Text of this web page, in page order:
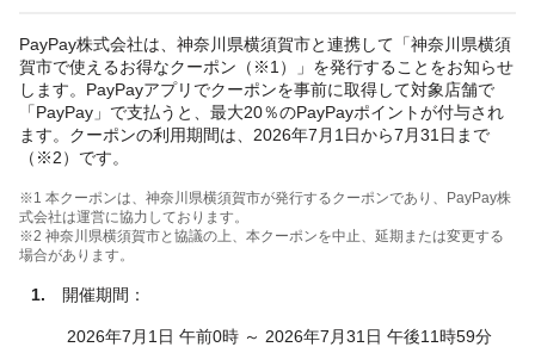
PayPay株式会社は、神奈川県横須賀市と連携して「神奈川県横須
賀市で使えるお得なクーポン（※1）」を発行することをお知らせ
します。PayPayアプリでクーポンを事前に取得して対象店舗で
「PayPay」で支払うと、最大20％のPayPayポイントが付与され
ます。クーポンの利用期間は、2026年7月1日から7月31日まで
（※2）です。
※1 本クーポンは、神奈川県横須賀市が発行するクーポンであり、PayPay株
式会社は運営に協力しております。
※2 神奈川県横須賀市と協議の上、本クーポンを中止、延期または変更する
場合があります。
1. 開催期間：
2026年7月1日 午前0時 ～ 2026年7月31日 午後11時59分